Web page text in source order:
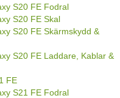
S20 FE Fodral
S20 FE Skal
S20 FE Skärmskydd &
S20 FE Laddare, Kablar &
FE
S21 FE Fodral